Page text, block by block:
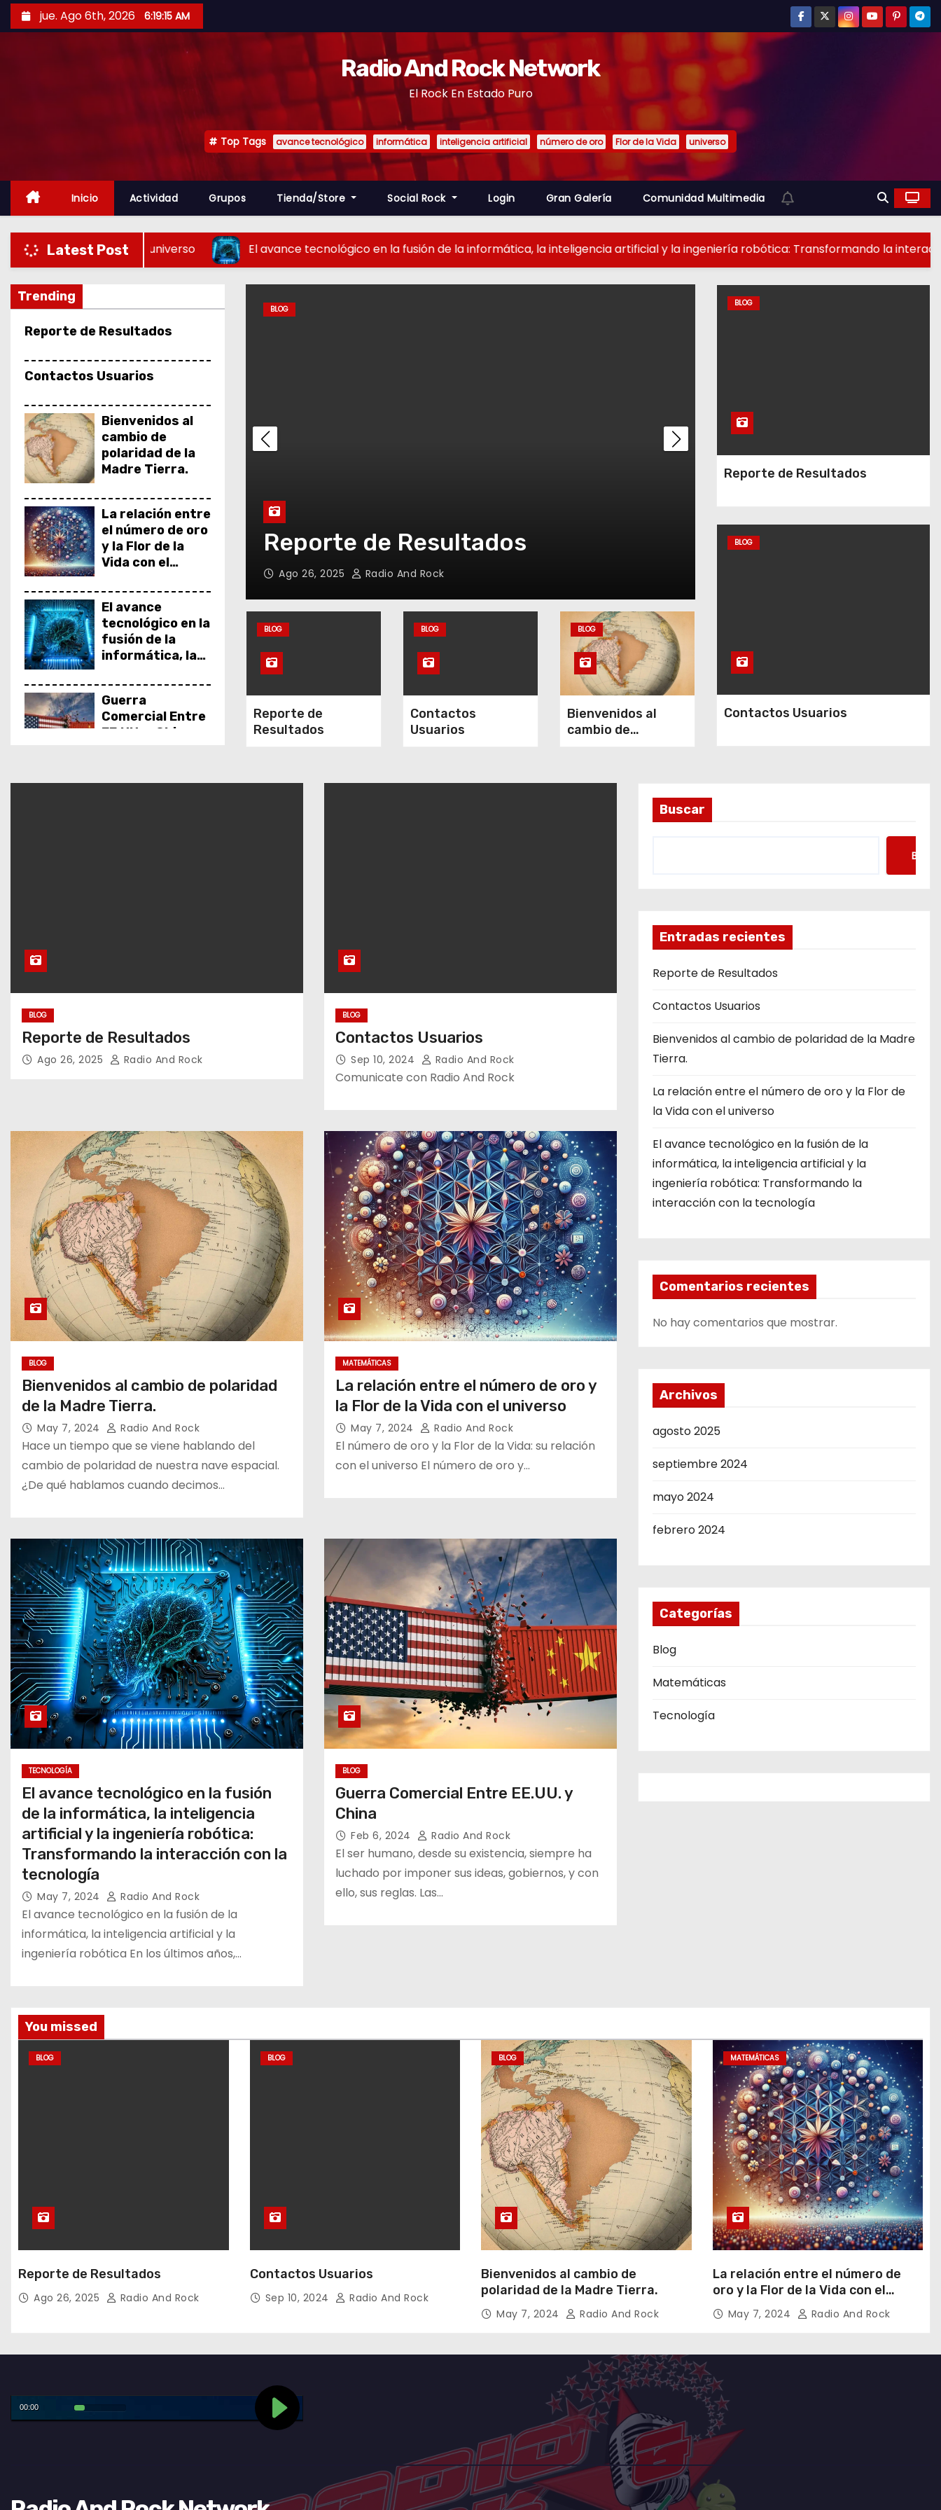
jue. Ago 6th, 2026 6:19:16 AM
Radio And Rock Network
El Rock En Estado Puro
Top Tags avance tecnológico informática inteligencia artificial número de oro Flor de la Vida universo
Inicio Actividad Grupos Tienda/Store Social Rock Login Gran Galería Comunidad Multimedia
Latest Post
la Vida con el universo El avance tecnológico en la fusión de la informática, la inteligencia artificial y la ingeniería robótica: Transformando la interacción
Trending
Reporte de Resultados
Contactos Usuarios
Bienvenidos al
cambio de
polaridad de la
Madre Tierra.
La relación entre
el número de oro
y la Flor de la
Vida con el
El avance
tecnológico en la
fusión de la
informática, la
artificial y la
ingeniería
robótica:
Guerra
Comercial Entre
EE.UU. y China
Entre EE.UU. y
BLOG
Reporte de Resultados
Ago 26, 2025 Radio And Rock
BLOG
Reporte de
Resultados
BLOG
Contactos
Usuarios
BLOG
Bienvenidos al
cambio de
BLOG
Reporte de Resultados
BLOG
Contactos Usuarios
BLOG
Reporte de Resultados
Ago 26, 2025 Radio And Rock
BLOG
Contactos Usuarios
Sep 10, 2024 Radio And Rock
Comunicate con Radio And Rock
BLOG
Bienvenidos al cambio de polaridad
de la Madre Tierra.
May 7, 2024 Radio And Rock
Hace un tiempo que se viene hablando del
cambio de polaridad de nuestra nave espacial.
¿De qué hablamos cuando decimos…
MATEMÁTICAS
La relación entre el número de oro y
la Flor de la Vida con el universo
May 7, 2024 Radio And Rock
El número de oro y la Flor de la Vida: su relación
con el universo El número de oro y…
TECNOLOGÍA
El avance tecnológico en la fusión
de la informática, la inteligencia
artificial y la ingeniería robótica:
Transformando la interacción con la
tecnología
May 7, 2024 Radio And Rock
El avance tecnológico en la fusión de la
informática, la inteligencia artificial y la
ingeniería robótica En los últimos años,…
BLOG
Guerra Comercial Entre EE.UU. y
China
Feb 6, 2024 Radio And Rock
El ser humano, desde su existencia, siempre ha
luchado por imponer sus ideas, gobiernos, y con
ello, sus reglas. Las…
Buscar
Entradas recientes
Reporte de Resultados
Contactos Usuarios
Bienvenidos al cambio de polaridad de la Madre
Tierra.
La relación entre el número de oro y la Flor de
la Vida con el universo
El avance tecnológico en la fusión de la
informática, la inteligencia artificial y la
ingeniería robótica: Transformando la
interacción con la tecnología
Comentarios recientes
No hay comentarios que mostrar.
Archivos
agosto 2025
septiembre 2024
mayo 2024
febrero 2024
Categorías
Blog
Matemáticas
Tecnología
You missed
BLOG
Reporte de Resultados
Ago 26, 2025 Radio And Rock
BLOG
Contactos Usuarios
Sep 10, 2024 Radio And Rock
BLOG
Bienvenidos al cambio de
polaridad de la Madre Tierra.
May 7, 2024 Radio And Rock
MATEMÁTICAS
La relación entre el número de
oro y la Flor de la Vida con el
universo
May 7, 2024 Radio And Rock